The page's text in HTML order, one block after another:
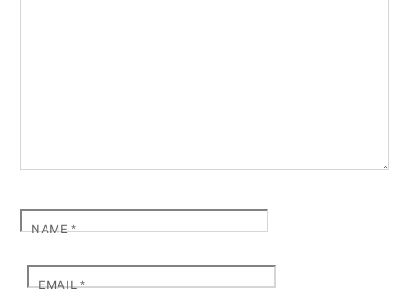
NAME*
EMAIL*